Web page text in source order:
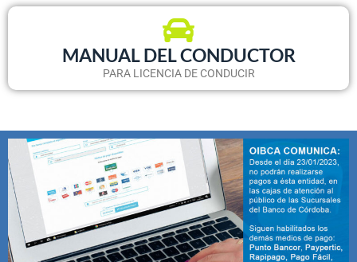
MANUAL DEL CONDUCTOR
PARA LICENCIA DE CONDUCIR